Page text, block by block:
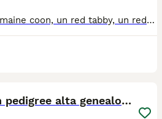
Disponibili 2 maschietti maine coon, un red tabby, un red and white. I cuccioli verranno ceduti al compimento delle 14 settimane di età, sverminati, vaccinati, chip, passaggio di proprietà del chip, pedigree Anfi. A corredo vengono consegnati test genetici e ecocardiografici dei genitori, kit partenza cucciolo, contratto di cessione con obbligo di sterilizzazione entro 6 mesi di vita, regolare fattura. Siamo a siena. Allevamento Elinor Woods
Cuccioli Maine Coon pedigree alta genealogia